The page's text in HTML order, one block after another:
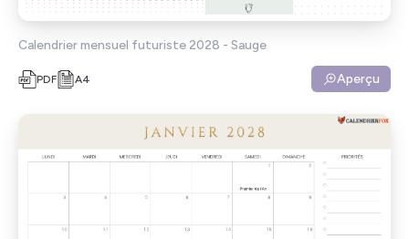
Calendrier mensuel futuriste 2028 - Sauge
PDF A4 Aperçu